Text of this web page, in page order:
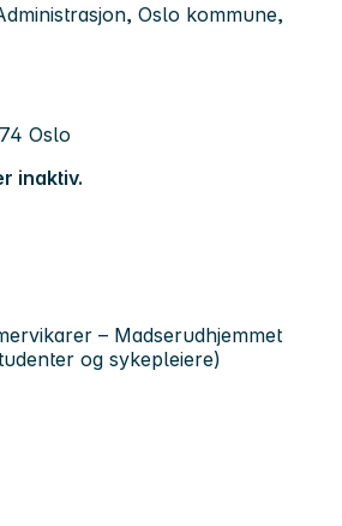
Oslo kommune,
Oslo
inaktiv.
– Madserudhjemmet
og sykepleiere)